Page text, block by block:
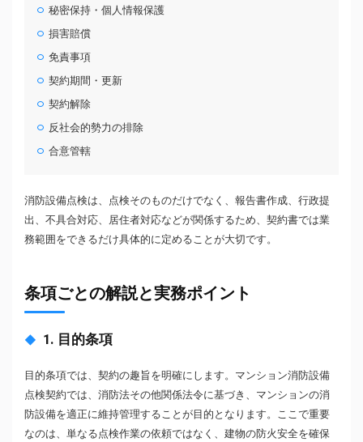
秘密保持・個人情報保護
損害賠償
免責事項
契約期間・更新
契約解除
反社会的勢力の排除
合意管轄
消防設備点検は、点検そのものだけでなく、報告書作成、行政提
出、不具合対応、居住者対応などが関係するため、契約書では業
務範囲をできるだけ具体的に定めることが大切です。
条項ごとの解説と実務ポイント
1. 目的条項
目的条項では、契約の趣旨を明確にします。マンション消防設備
点検契約では、消防法その他関係法令に基づき、マンションの消
防設備を適正に維持管理することが目的となります。ここで重要
なのは、単なる点検作業の依頼ではなく、建物の防火安全を確保